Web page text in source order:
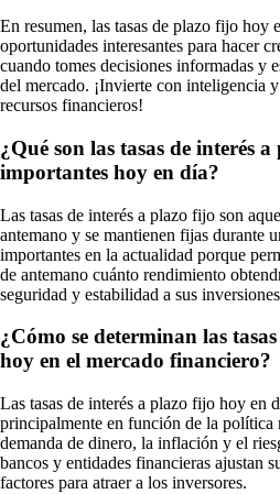
En resumen, las tasas de plazo fijo hoy
oportunidades interesantes para hacer
cuando tomes decisiones informadas y
del mercado. ¡Invierte con inteligencia
recursos financieros!
¿Qué son las tasas de interés
importantes hoy en día?
Las tasas de interés a plazo fijo son
antemano y se mantienen fijas durante
importantes en la actualidad porque
de antemano cuánto rendimiento
seguridad y estabilidad a sus
¿Cómo se determinan las
hoy en el mercado financiero?
Las tasas de interés a plazo fijo hoy en
principalmente en función de la política
demanda de dinero, la inflación y el
bancos y entidades financieras ajustan
factores para atraer a los inversores.